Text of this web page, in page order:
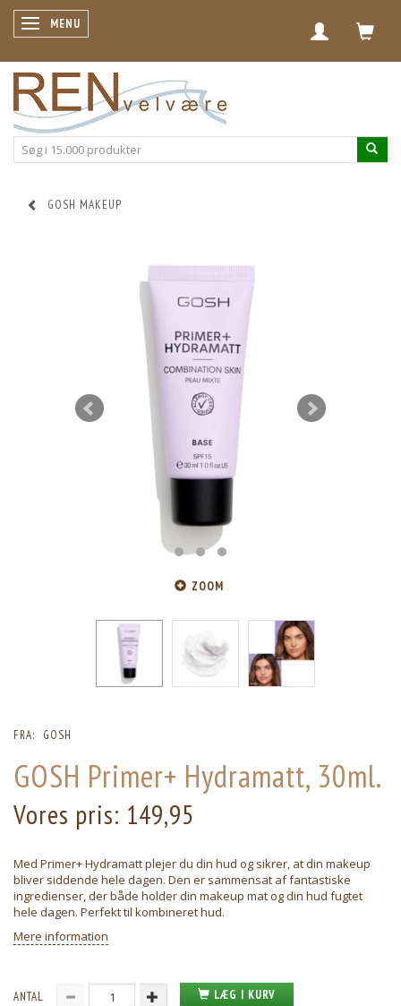
SKIFTE NAVIGATION
MENU
GOSH MAKEUP
ZOOM
FRA: GOSH
GOSH Primer+ Hydramatt, 30ml.
Vores pris: 149,95
Med Primer+ Hydramatt plejer du din hud og sikrer, at din makeup
bliver siddende hele dagen. Den er sammensat af fantastiske
ingredienser, der både holder din makeup mat og din hud fugtet
hele dagen. Perfekt til kombineret hud.
Mere information
ANTAL LÆG I KURV